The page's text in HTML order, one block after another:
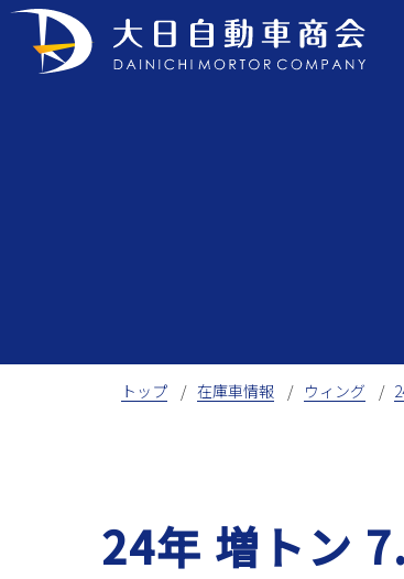
Skip
content
トップ 在庫車情報 ウィング
24年 増トン